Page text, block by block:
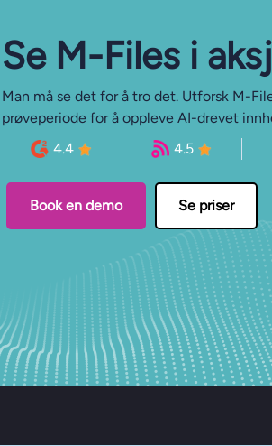
Se M-⁠Files i
Man må se det for å tro det. Utforsk M-
prøveperiode for å oppleve AI-drevet
4.4
4.5
Book en demo Se priser